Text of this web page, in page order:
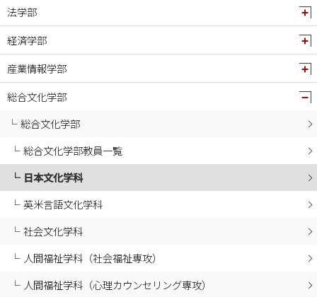
2024年12月
2024年11月
2024年10月
2024年09月
2024年08月
2024年05月
2024年04月
2024年03月
2024年02月
2023年12月
2023年11月
法学部
経済学部
産業情報学部
総合文化学部
総合文化学部
総合文化学部教員一覧
日本文化学科
英米言語文化学科
社会文化学科
人間福祉学科（社会福祉専攻）
人間福祉学科（心理カウンセリング専攻）